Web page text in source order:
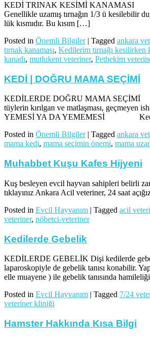
KEDİ TRINAK KESİMİ KANAMASI
Genellikle uzamış tırnağın 1/3 ü kesilebilir
lük kısmıdır. Bu kısım […]
Posted in Önemli Bilgiler| Tagged ankara
tırnak kanaması, Kedilerim tırnağı kesilirken
kanadı, mutlukent veteriner, Pethekim
KEDİ | DOĞRU MAMA SEÇİMİ
KEDİLERDE DOĞRU MAMA SEÇİMİ
tüylerin kırılgan ve matlaşması,
YEMESİ YA DA YEMEMESİ
Posted in Önemli Bilgiler| Tagged ankara
mama kedi, mama seçimin önemi, mama
Muhabbet Kuşu Kafes Hijyeni
Kuş besleyen evcil hayvan sahipleri belirli
tıklayınız Ankara Acil veteriner, 24 saat
Posted in Evcil Hayvanım | Tagged acil
veteriner, nöbetci-veteriner
Kedilerde Gebelik
KEDİLERDE GEBELİK Dişi kedilerde
laparoskopiyle de gebelik tanısı konabilir.
elle muayene ) ile gebelik tanısında
Posted in Evcil Hayvanım | Tagged 7/24
veteriner kliniği
Hamster Hakkında Kısa Bilgi